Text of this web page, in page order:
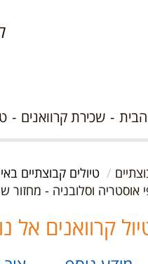
שכירת קרוואנים
טיולים קבוצתיים